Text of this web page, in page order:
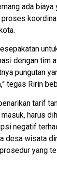
ada biaya
dengan tim
pungutan
tegas Ririn
tarif
harus
negatif
desa wisata
yang